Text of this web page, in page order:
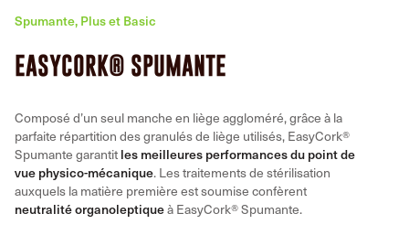
Spumante, Plus et Basic
EASYCORK® SPUMANTE
Composé d’un seul manche en liège aggloméré, grâce à la
parfaite répartition des granulés de liège utilisés, EasyCork®
Spumante garantit les meilleures performances du point de
vue physico-mécanique. Les traitements de stérilisation
auxquels la matière première est soumise confèrent
neutralité organoleptiqueà EasyCork® Spumante.